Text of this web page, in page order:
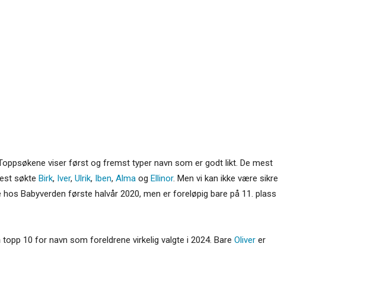
viser først og fremst typer navn som er godt likt. De mest
søkte Birk, Iver, Ulrik, Iben, Alma og Ellinor. Men vi kan ikke være sikre
Babyverden første halvår 2020, men er foreløpig bare på 11. plass
10 for navn som foreldrene virkelig valgte i 2024. Bare Oliver er